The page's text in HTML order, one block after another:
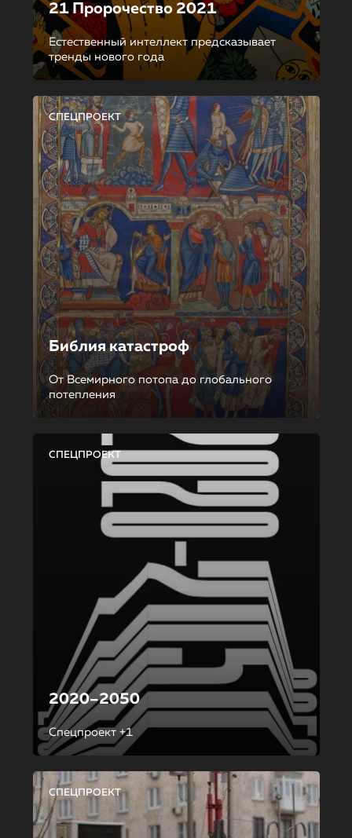
21 Пророчество 2021
Естественный интеллект предсказывает
тренды нового года
СПЕЦПРОЕКТ
Библия катастроф
От Всемирного потопа до глобального
потепления
СПЕЦПРОЕКТ
2020–2050
Спецпроект +1
СПЕЦПРОЕКТ